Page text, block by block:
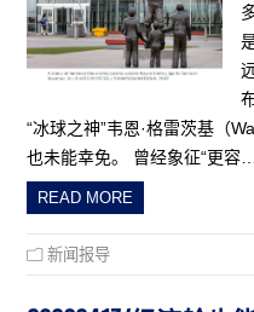
“冰球之神”韦恩·格雷茨基（
也未能幸免。 曾经象征“更容…
READ MORE
新闻报导